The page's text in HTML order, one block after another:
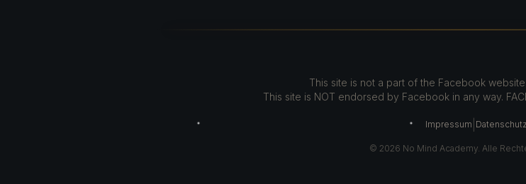
This site is not a part of the Facebook website
This site is NOT endorsed by Facebook in any way.
Impressum Datenschutz
© 2026 No Mind Academy. Alle